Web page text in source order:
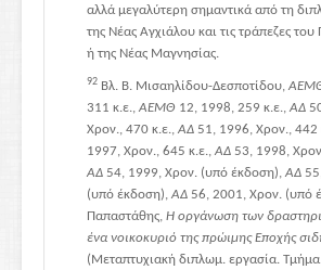
αλλά μεγαλύτερη σημαντικά από τη
της Νέας Αγχιάλου και τις τράπεζες
ή της Νέας Μαγνησίας.
92 Βλ. Β. Μισαηλίδου-Δεσποτίδου,
311 κ.ε., ΑΕΜΘ 12, 1998, 259 κ.ε., ΑΔ
Χρον., 470 κ.ε., ΑΔ 51, 1996, Χρον., 442
1997, Χρον., 645 κ.ε., ΑΔ 53, 1998,
ΑΔ 54, 1999, Χρον. (υπό έκδοση), ΑΔ
(υπό έκδοση), ΑΔ 56, 2001, Χρον. (υπό
Παπαστάθης, Η οργάνωση των
ένα νοικοκυριό της πρώιμης Εποχής
(Μεταπτυχιακή διπλωμ. εργασία. Τμήμα